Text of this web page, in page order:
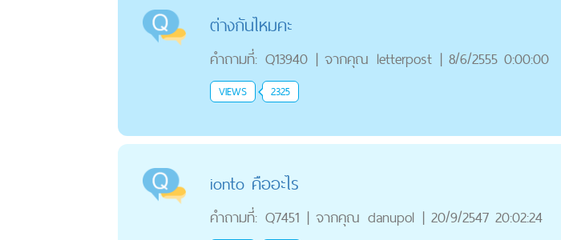
ต่างกันไหมคะ
คำถามที่: Q13940 | จากคุณ letterpost | 8/6/2555 0:00:00
VIEWS 2325
ionto คืออะไร
คำถามที่: Q7451 | จากคุณ danupol | 20/9/2547 20:02:24